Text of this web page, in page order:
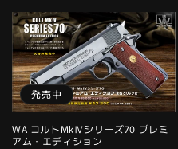
価
格
ル
価
格
発売中
WA コルトMkⅣシリーズ70 プレミ
アム・エディション